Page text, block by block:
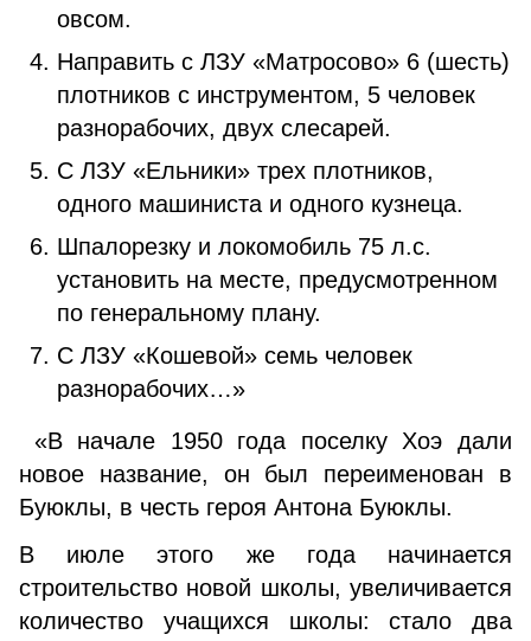
овсом.
Направить с ЛЗУ «Матросово» 6 (шесть)
плотников с инструментом, 5 человек
разнорабочих, двух слесарей.
С ЛЗУ «Ельники» трех плотников,
одного машиниста и одного кузнеца.
Шпалорезку и локомобиль 75 л.с.
установить на месте, предусмотренном
по генеральному плану.
С ЛЗУ «Кошевой» семь человек
разнорабочих…»
«В начале 1950 года поселку Хоэ дали
новое название, он был переименован в
Буюклы, в честь героя Антона Буюклы.
В июле этого же года начинается
строительство новой школы, увеличивается
количество учащихся школы: стало два